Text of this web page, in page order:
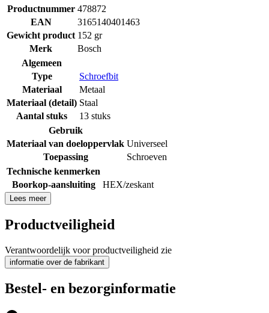
Productnummer 478872
EAN
3165140401463
Gewicht product 152 gr
Merk
Bosch
Algemeen
Type
Schroefbit
Materiaal
Metaal
Materiaal (detail) Staal
Aantal stuks
13 stuks
Gebruik
Materiaal van doeloppervlak Universeel
Toepassing
Schroeven
Technische kenmerken
Boorkop-aansluiting
HEX/zeskant
Lees meer
Productveiligheid
Verantwoordelijk voor productveiligheid zie
informatie over de fabrikant
Bestel- en bezorginformatie